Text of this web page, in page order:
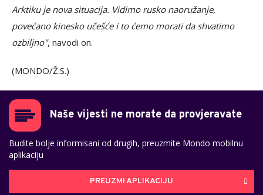
Arktiku je nova situacija. Vidimo rusko naoružanje,
povećano kinesko učešće i to ćemo morati da shvatimo
ozbiljno", navodi on.
(MONDO/Ž.S.)
Naše vijesti ne morate da provjeravate
Budite bolje informisani od drugih, preuzmite Mondo mobilnu
aplikaciju
PREUZMI APLIKACIJU